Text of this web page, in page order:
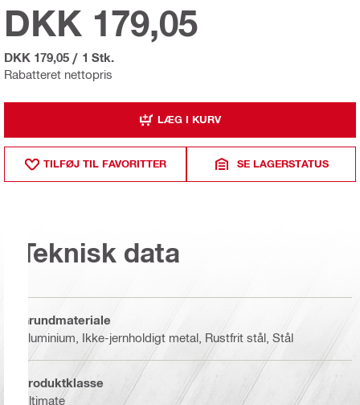
Rabatteret nettopris
DKK 179,05
DKK 179,05 / 1 Stk.
LÆG I KURV
TILFØJ TIL FAVORITTER SE LAGERSTATUS
Teknisk data
Grundmateriale
Aluminium, Ikke-jernholdigt metal, Rustfrit stål, Stål
Produktklasse
Ultimate